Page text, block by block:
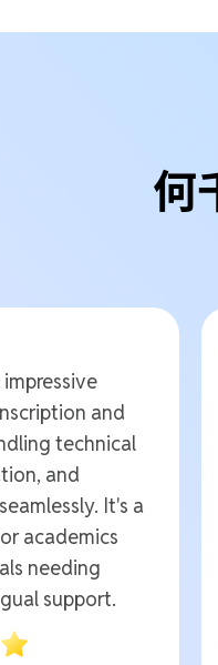
何
and
technical
and
It's a
academics
needing
support.